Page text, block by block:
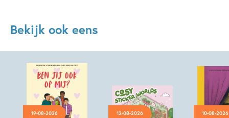
Bekijk ook eens
19-08-2026 12-08-2026 10-08-2026